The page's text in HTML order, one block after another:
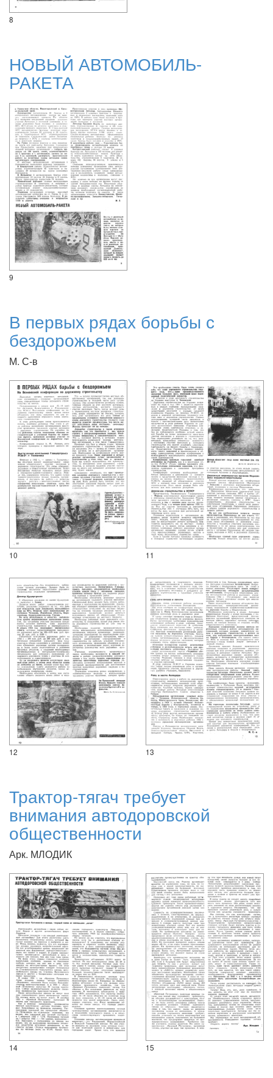
8
НОВЫЙ АВТОМОБИЛЬ-
РАКЕТА
9
В первых рядах борьбы с
бездорожьем
М. С-в
10 11
12 13
Трактор-тягач требует
внимания автодоровской
общественности
Арк. МЛОДИК
14 15